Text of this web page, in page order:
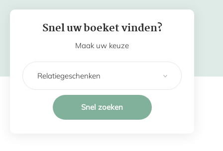
Snel uw boeket vinden?
Maak uw keuze
Snel zoeken